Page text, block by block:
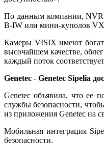
По данным компании,
B-IW или мини-куполов
Камеры VISIX имеют
высочайшем качестве,
каждый поток
Genetec - Genetec Sipelia
Genetec объявила, что ее
службы безопасности,
из приложения Genetec на
Мобильная интеграция
безопасности.